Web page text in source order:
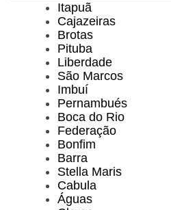
Itapuã
Cajazeiras
Brotas
Pituba
Liberdade
São Marcos
Imbuí
Pernambués
Boca do Rio
Federação
Bonfim
Barra
Stella Maris
Cabula
Águas